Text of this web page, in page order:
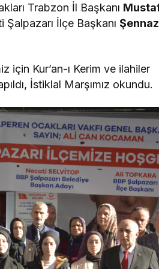
Trabzon İl Başkanı
Şalpazarı İlçe BaşkanıŞennaz
için Kur’an-ı Kerim ve ilahiler
İstiklal Marşımız okundu.